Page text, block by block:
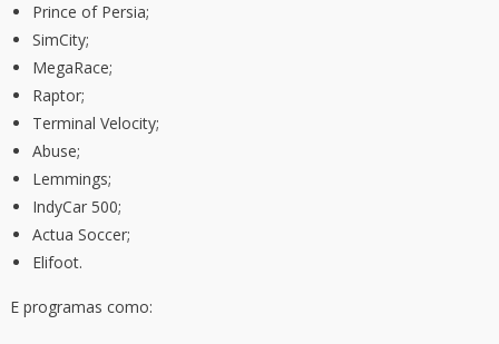
Prince of Persia;
SimCity;
MegaRace;
Raptor;
Terminal Velocity;
Abuse;
Lemmings;
IndyCar 500;
Actua Soccer;
Elifoot.
E programas como: